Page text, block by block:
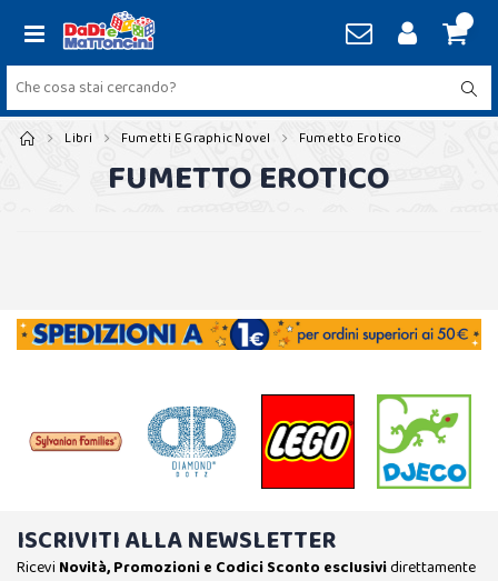
Libri Fumetti E Graphic Novel Fumetto Erotico
FUMETTO EROTICO
ISCRIVITI ALLA NEWSLETTER
Ricevi Novità, Promozioni e Codici Sconto esclusividirettamente